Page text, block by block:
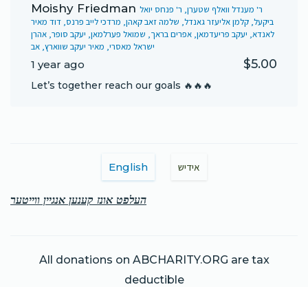
Moishy Friedman ר' מענדל וואלף שטערן, ר' פנחס יואל
ביקעל, קלמן אליעזר גאנדל, שלמה זאב קאהן, מרדכי לייב פרנס, דוד מאיר
לאנדא, יעקב פריעדמאן, אפרים בראך, שמואל פערלמאן, יעקב סופר, אהרן
ישראל מאסרי, מאיר יעקב שווארץ, אב
1 year ago $5.00
Let’s together reach our goals 🔥🔥🔥
English אידיש
העלפט אונז קענען אנגיין ווייטער
All donations on ABCHARITY.ORG are tax
deductible